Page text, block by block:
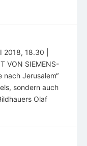
2018, 18.30 |
VON SIEMENS-
nach Jerusalem“
sondern auch
Olaf